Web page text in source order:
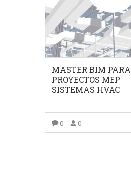
MASTER BIM PARA
PROYECTOS MEP
SISTEMAS HVAC
0 0